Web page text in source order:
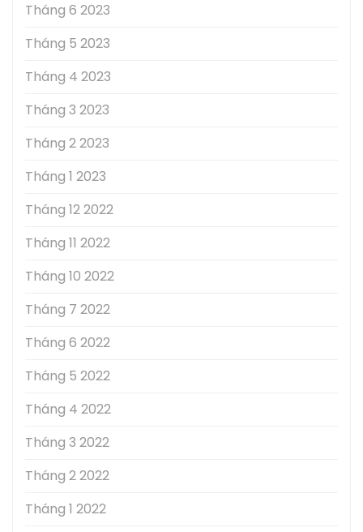
Tháng 6 2023
Tháng 5 2023
Tháng 4 2023
Tháng 3 2023
Tháng 2 2023
Tháng 1 2023
Tháng 12 2022
Tháng 11 2022
Tháng 10 2022
Tháng 7 2022
Tháng 6 2022
Tháng 5 2022
Tháng 4 2022
Tháng 3 2022
Tháng 2 2022
Tháng 1 2022